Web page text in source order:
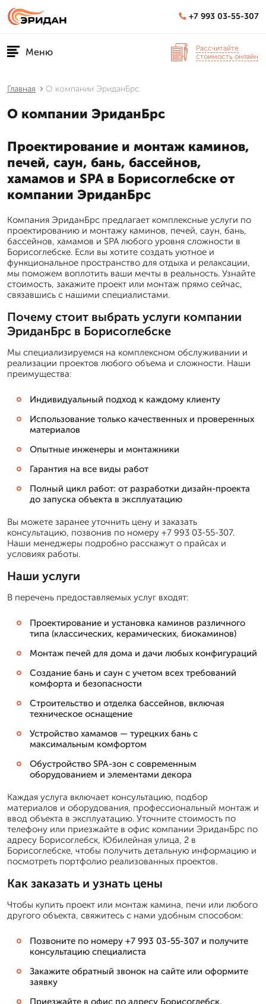
+7 993 03-55-307
Меню
Рассчитайте
стоимость онлайн
Главная О компании ЭриданБрс
О компании ЭриданБрс
Проектирование и монтаж каминов,
печей, саун, бань, бассейнов,
хамамов и SPA в Борисоглебске от
компании ЭриданБрс
Компания ЭриданБрс предлагает комплексные услуги по
проектированию и монтажу каминов, печей, саун, бань,
бассейнов, хамамов и SPA любого уровня сложности в
Борисоглебске. Если вы хотите создать уютное и
функциональное пространство для отдыха и релаксации,
мы поможем воплотить ваши мечты в реальность. Узнайте
стоимость, закажите проект или монтаж прямо сейчас,
связавшись с нашими специалистами.
Почему стоит выбрать услуги компании
ЭриданБрс в Борисоглебске
Мы специализируемся на комплексном обслуживании и
реализации проектов любого объема и сложности. Наши
преимущества:
Индивидуальный подход к каждому клиенту
Использование только качественных и проверенных
материалов
Опытные инженеры и монтажники
Гарантия на все виды работ
Полный цикл работ: от разработки дизайн-проекта
до запуска объекта в эксплуатацию
Вы можете заранее уточнить цену и заказать
консультацию, позвонив по номеру +7 993 03-55-307.
Наши менеджеры подробно расскажут о прайсах и
условиях работы.
Наши услуги
В перечень предоставляемых услуг входят:
Проектирование и установка каминов различного
типа (классических, керамических, биокаминов)
Монтаж печей для дома и дачи любых конфигураций
Создание бань и саун с учетом всех требований
комфорта и безопасности
Строительство и отделка бассейнов, включая
техническое оснащение
Устройство хамамов — турецких бань с
максимальным комфортом
Обустройство SPA-зон с современным
оборудованием и элементами декора
Каждая услуга включает консультацию, подбор
материалов и оборудования, профессиональный монтаж и
ввод объекта в эксплуатацию. Уточните стоимость по
телефону или приезжайте в офис компании ЭриданБрс по
адресу Борисоглебск, Юбилейная улица, 2 в
Борисоглебске, чтобы получить детальную информацию и
посмотреть портфолио реализованных проектов.
Как заказать и узнать цены
Чтобы купить проект или монтаж камина, печи или любого
другого объекта, свяжитесь с нами удобным способом:
Позвоните по номеру +7 993 03-55-307 и получите
консультацию специалиста
Закажите обратный звонок на сайте или оформите
заявку
Приезжайте в офис по адресу Борисоглебск,